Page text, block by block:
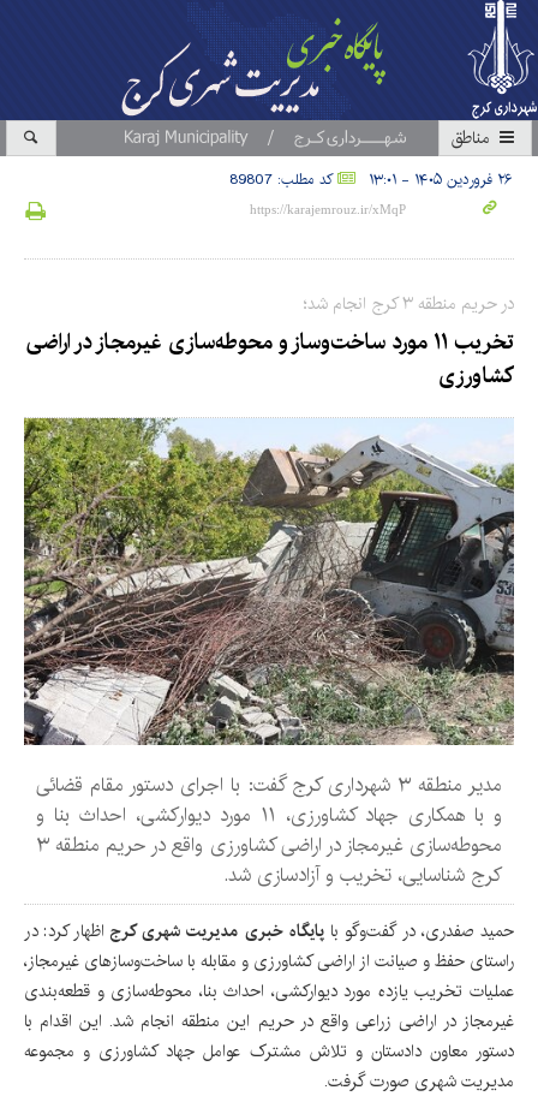
مناطق
۲۶ فروردین ۱۴۰۵ - ۱۳:۰۱ کد مطلب: 89807
در حریم منطقه ۳ کرج انجام شد؛
تخریب ۱۱ مورد ساخت‌وساز و محوطه‌سازی غیرمجاز در اراضی
کشاورزی
مدیر منطقه ۳ شهرداری کرج گفت: با اجرای دستور مقام قضائی
و با همکاری جهاد کشاورزی، ۱۱ مورد دیوارکشی، احداث بنا و
محوطه‌سازی غیرمجاز در اراضی کشاورزی واقع در حریم منطقه ۳
کرج شناسایی، تخریب و آزادسازی شد.
حمید صفدری، در گفت‌وگو با پایگاه خبری مدیریت شهری کرج اظهار کرد: در
راستای حفظ و صیانت از اراضی کشاورزی و مقابله با ساخت‌وسازهای غیرمجاز،
عملیات تخریب یازده مورد دیوارکشی، احداث بنا، محوطه‌سازی و قطعه‌بندی
غیرمجاز در اراضی زراعی واقع در حریم این منطقه انجام شد. این اقدام با
دستور معاون دادستان و تلاش مشترک عوامل جهاد کشاورزی و مجموعه
مدیریت شهری صورت گرفت.